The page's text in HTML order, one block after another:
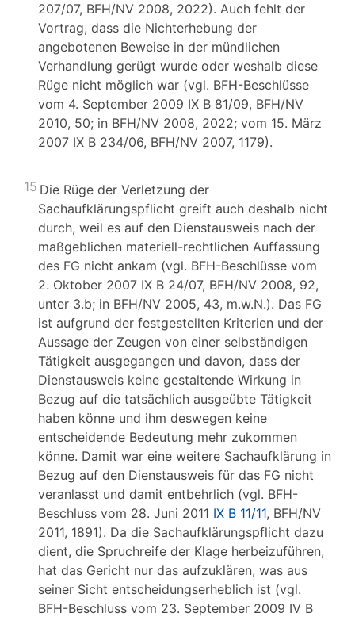
207/07, BFH/NV 2008, 2022). Auch fehlt der
Vortrag, dass die Nichterhebung der
angebotenen Beweise in der mündlichen
Verhandlung gerügt wurde oder weshalb diese
Rüge nicht möglich war (vgl. BFH-Beschlüsse
vom 4. September 2009 IX B 81/09, BFH/NV
2010, 50; in BFH/NV 2008, 2022; vom 15. März
2007 IX B 234/06, BFH/NV 2007, 1179).
15 Die Rüge der Verletzung der
Sachaufklärungspflicht greift auch deshalb nicht
durch, weil es auf den Dienstausweis nach der
maßgeblichen materiell-rechtlichen Auffassung
des FG nicht ankam (vgl. BFH-Beschlüsse vom
2. Oktober 2007 IX B 24/07, BFH/NV 2008, 92,
unter 3.b; in BFH/NV 2005, 43, m.w.N.). Das FG
ist aufgrund der festgestellten Kriterien und der
Aussage der Zeugen von einer selbständigen
Tätigkeit ausgegangen und davon, dass der
Dienstausweis keine gestaltende Wirkung in
Bezug auf die tatsächlich ausgeübte Tätigkeit
haben könne und ihm deswegen keine
entscheidende Bedeutung mehr zukommen
könne. Damit war eine weitere Sachaufklärung in
Bezug auf den Dienstausweis für das FG nicht
veranlasst und damit entbehrlich (vgl. BFH-
Beschluss vom 28. Juni 2011 IX B 11/11, BFH/NV
2011, 1891). Da die Sachaufklärungspflicht dazu
dient, die Spruchreife der Klage herbeizuführen,
hat das Gericht nur das aufzuklären, was aus
seiner Sicht entscheidungserheblich ist (vgl.
BFH-Beschluss vom 23. September 2009 IV B